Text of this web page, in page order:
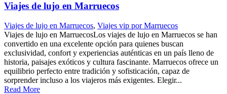
Viajes de lujo en Marruecos
Viajes de lujo en Marruecos, Viajes vip por Marruecos
Viajes de lujo en MarruecosLos viajes de lujo en Marruecos se han
convertido en una excelente opción para quienes buscan
exclusividad, confort y experiencias auténticas en un país lleno de
historia, paisajes exóticos y cultura fascinante. Marruecos ofrece un
equilibrio perfecto entre tradición y sofisticación, capaz de
sorprender incluso a los viajeros más exigentes. Elegir...
Read More